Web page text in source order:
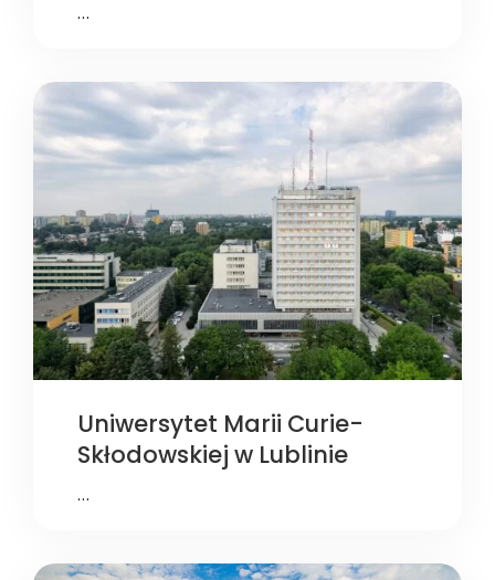
…
Uniwersytet Marii Curie-
Skłodowskiej w Lublinie
…